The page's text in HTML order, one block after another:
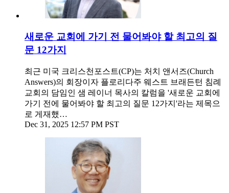
새로운 교회에 가기 전 물어봐야 할 최고의 질
문 12가지
최근 미국 크리스천포스트(CP)는 처치 앤서즈(Church
Answers)의 회장이자 플로리다주 웨스트 브래든턴 침례
교회의 담임인 샘 레이너 목사의 칼럼을 '새로운 교회에
가기 전에 물어봐야 할 최고의 질문 12가지'라는 제목으
로 게재했…
Dec 31, 2025 12:57 PM PST